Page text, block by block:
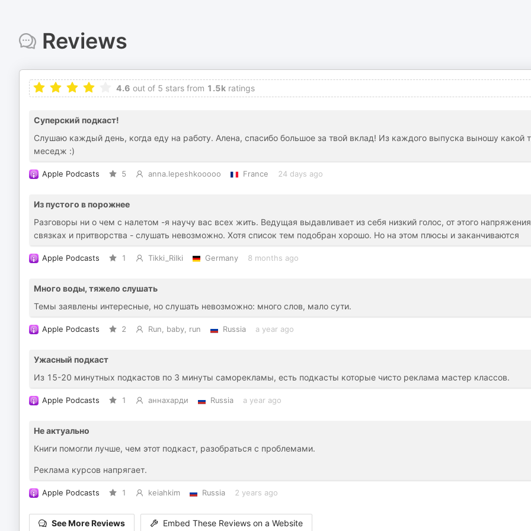
Reviews
4.6 out of 5 stars from 1.5k ratings
Суперский подкаст!
Слушаю каждый день, когда еду на работу. Алена, спасибо большое за твой вклад! Из каждого выпуска выношу какой
меседж :)
Apple Podcasts 5 anna.lepeshkooooo France 24 days ago
Из пустого в порожнее
Разговоры ни о чем с налетом -я научу вас всех жить. Ведущая выдавливает из себя низкий голос, от этого
связках и притворства - слушать невозможно. Хотя список тем подобран хорошо. Но на этом плюсы и заканчиваются
Apple Podcasts 1 Tikki_Rilki Germany 8 months ago
Много воды, тяжело слушать
Темы заявлены интересные, но слушать невозможно: много слов, мало сути.
Apple Podcasts 2 Run, baby, run Russia a year ago
Ужасный подкаст
Из 15-20 минутных подкастов по 3 минуты саморекламы, есть подкасты которые чисто реклама мастер классов.
Apple Podcasts 1 аннахарди Russia a year ago
Не актуально
Книги помогли лучше, чем этот подкаст, разобраться с проблемами.
Реклама курсов напрягает.
Apple Podcasts 1 keiahkim Russia 2 years ago
See More Reviews Embed These Reviews on a Website